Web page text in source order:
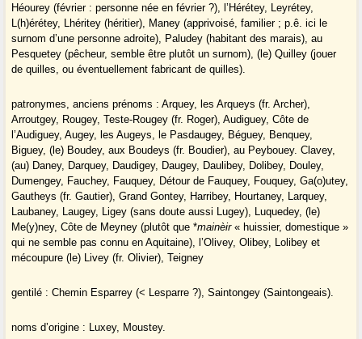
Héourey (février : personne née en février ?), l’Hérétey, Leyrétey,
L(h)érétey, Lhéritey (héritier), Maney (apprivoisé, familier ; p.ê. ici le
surnom d’une personne adroite), Paludey (habitant des marais), au
Pesquetey (pêcheur, semble être plutôt un surnom), (le) Quilley (jouer
de quilles, ou éventuellement fabricant de quilles).
patronymes, anciens prénoms : Arquey, les Arqueys (fr. Archer),
Arroutgey, Rougey, Teste-Rougey (fr. Roger), Audiguey, Côte de
l’Audiguey, Augey, les Augeys, le Pasdaugey, Béguey, Benquey,
Biguey, (le) Boudey, aux Boudeys (fr. Boudier), au Peybouey. Clavey,
(au) Daney, Darquey, Daudigey, Daugey, Daulibey, Dolibey, Douley,
Dumengey, Fauchey, Fauquey, Détour de Fauquey, Fouquey, Ga(o)utey,
Gautheys (fr. Gautier), Grand Gontey, Harribey, Hourtaney, Larquey,
Laubaney, Laugey, Ligey (sans doute aussi Lugey), Luquedey, (le)
Me(y)ney, Côte de Meyney (plutôt que *mainèir« huissier, domestique »
qui ne semble pas connu en Aquitaine), l’Olivey, Olibey, Lolibey et
mécoupure (le) Livey (fr. Olivier), Teigney
gentilé : Chemin Esparrey (< Lesparre ?), Saintongey (Saintongeais).
noms d’origine : Luxey, Moustey.